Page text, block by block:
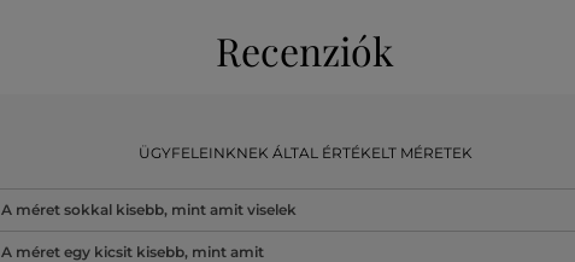
Recenziók
ÜGYFELEINKNEK ÁLTAL ÉRTÉKELT MÉRETEK
A méret sokkal kisebb, mint amit viselek
A méret egy kicsit kisebb, mint amit